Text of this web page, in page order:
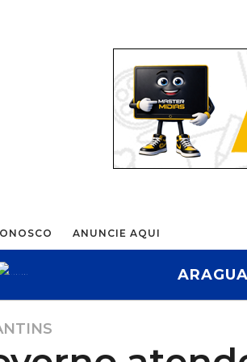
ANUNCIE AQUI